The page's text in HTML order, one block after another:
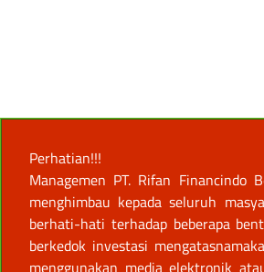
Perhatian!!!
Managemen PT. Rifan Financindo
menghimbau kepada seluruh
berhati-hati terhadap beberapa
berkedok investasi
menggunakan media elektronik